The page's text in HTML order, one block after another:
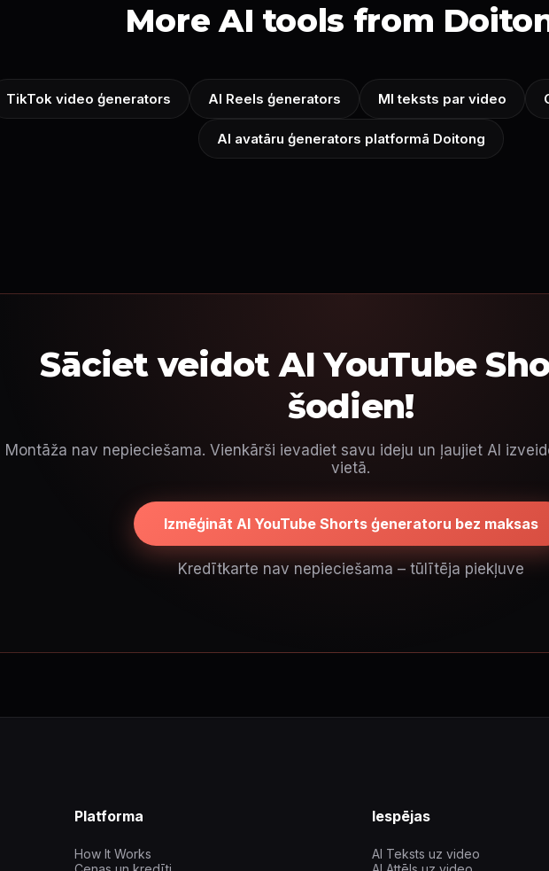
More AI tools from
TikTok video ģenerators AI Reels ģenerators MI teksts par video
AI avatāru ģenerators platformā Doitong
Sāciet veidot AI YouTube
šodien!
Montāža nav nepieciešama. Vienkārši ievadiet savu ideju un ļaujiet AI
vietā.
Izmēģināt AI YouTube Shorts ģeneratoru bez maksas
Kredītkarte nav nepieciešama – tūlītēja piekļuve
Platforma
How It Works
Iespējas
AI Teksts uz video